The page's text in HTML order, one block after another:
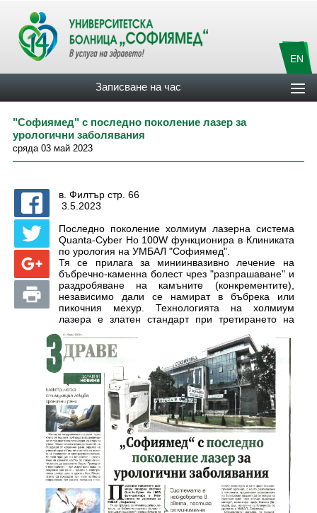
EN
Записване на час
"Софиямед" с последно поколение лазер за
урологични заболявания
сряда 03 май 2023
в. Филтър стр. 66
3.5.2023
Последно поколение холмиум лазерна система
Quanta-Cyber Ho 100W функционира в Клиниката
по урология на УМБАЛ "Софиямед".
Тя се прилага за миниинвазивно лечение на
бъбречно-каменна болест чрез "разпрашаване" и
раздробяване на камъните (конкрементите),
независимо дали се намират в бъбрека или
пикочния мехур. Технологията на холмиум
лазера е златен стандарт при третирането на